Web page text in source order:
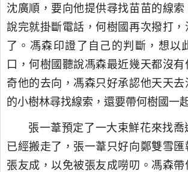
沈廣順，要向他提供尋找苗苗的線
說完就掛斷電話，何樹國再次撥打
了。馮森印證了自己的判斷，想以
口，何樹國聽說馮森最近幾天都沒
奇他的去向，馮森只好承認他天天
的小樹林尋找線索，還要帶何樹國一
張一葦預定了一大束鮮花來找
已經搬走了，張一葦只好向鄭雙雪
張友成，以免被張友成嘮叨。馮森